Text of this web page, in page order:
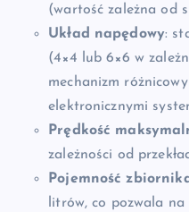
(wartość zależna od
Układ napędowy:
(4×4 lub 6×6 w
mechanizm
elektronicznymi
Prędkość
zależności od
Pojemność
litrów, co pozwala na